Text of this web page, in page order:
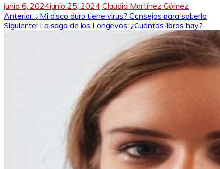
junio 6, 2024junio 25, 2024 Claudia Martínez Gómez
Navegación
de
Anterior: ¿Mi disco duro tiene virus? Consejos para saberlo
Siguiente: La saga de los Longevos: ¿Cuántos libros hay?